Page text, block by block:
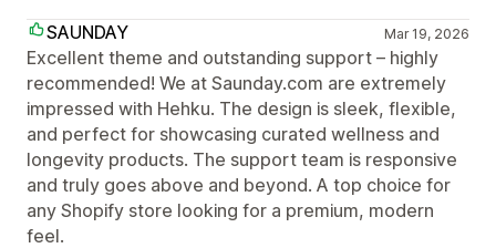
SAUNDAY
Mar 19, 2026
Excellent theme and outstanding support – highly
recommended! We at Saunday.com are extremely
impressed with Hehku. The design is sleek, flexible,
and perfect for showcasing curated wellness and
longevity products. The support team is responsive
and truly goes above and beyond. A top choice for
any Shopify store looking for a premium, modern
feel.